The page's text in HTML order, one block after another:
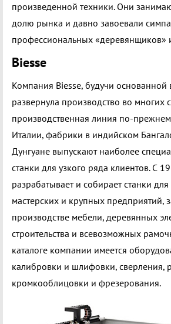
произведенной техники. Они
долю рынка и давно завоевали
профессиональных «деревянщиков»
Biesse
Компания Biesse, будучи основанной
развернула производство во многих
производственная линия по-
Италии, фабрики в индийском
Дунгуане выпускают наиболее
станки для узкого ряда клиентов. С
разрабатывает и собирает станки
мастерских и крупных предприятий,
производстве мебели, деревянных
строительства и всевозможных
каталоге компании имеется
калибровки и шлифовки, сверления,
кромкооблицовки и фрезерования.